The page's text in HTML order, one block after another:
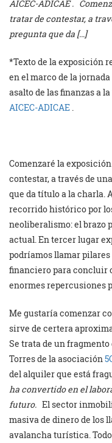
AICEC-ADICAE .
tratar de contestar, a
pregunta que da […]
*Texto de la exposición
en el marco de la
asalto de las finanzas a
AICEC-ADICAE .
Comenzaré la
contestar, a través de
que da título a la charla.
recorrido histórico por
neoliberalismo: el brazo
actual. En tercer lugar
podríamos llamar
financiero para concluir
enormes repercusiones
Me gustaría comenzar
sirve de certera
Se trata de un
Torres de la asociación
del alquiler que está
ha convertido en el
futuro. El sector
masiva de dinero de los
avalancha turística.